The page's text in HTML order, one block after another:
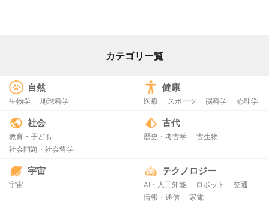
カテゴリー覧
自然
生物学 地球科学
健康
医療 スポーツ 脳科学 心理学
社会
教育・子ども
社会問題・社会哲学
古代
歴史・考古学 古生物
宇宙
宇宙
テクノロジー
AI・人工知能 ロボット
交通
情報・通信
家電